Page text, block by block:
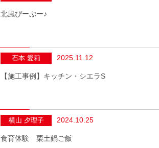
北風ぴーぷー♪
石本 愛莉 2025.11.12
【施工事例】キッチン・シエラS
横山 夕理子 2024.10.25
食育体験 栗土鍋ご飯